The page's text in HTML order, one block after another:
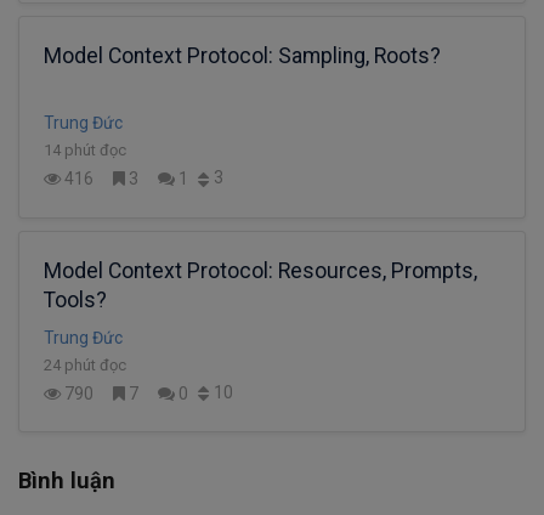
Model Context Protocol: Sampling, Roots?
Trung Đức
14 phút đọc
416 3 1 3
Model Context Protocol: Resources, Prompts,
Tools?
Trung Đức
24 phút đọc
790 7 0 10
Bình luận